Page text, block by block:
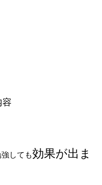
容
強しても効果が出ま